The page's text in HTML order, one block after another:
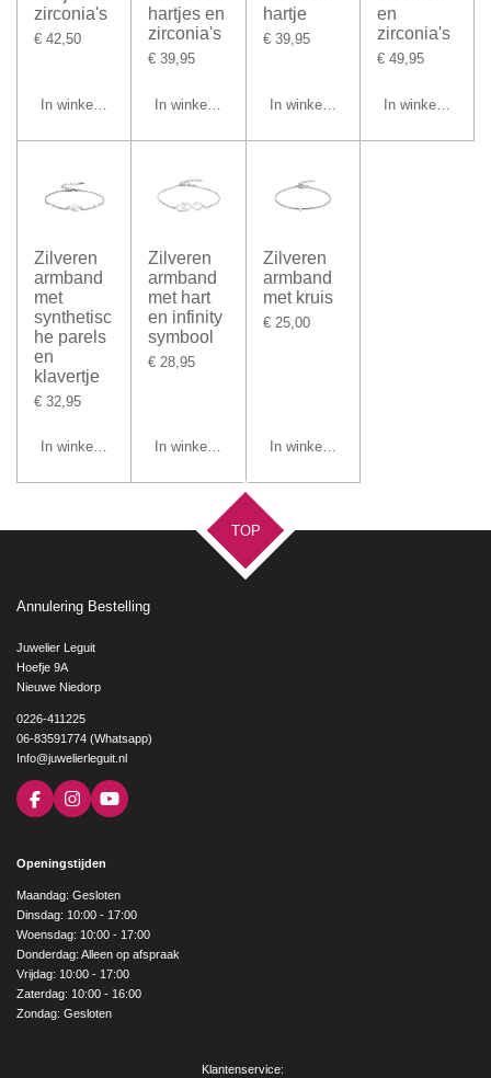
zirconia's
€ 42,50
In winkelwagen
hartjes en
zirconia's
€ 39,95
In winkelwagen
hartje
€ 39,95
In winkelwagen
en
zirconia's
€ 49,95
In winkelwagen
Zilveren
armband
met
synthetisc
he parels
en
klavertje
€ 32,95
In winkelwagen
Zilveren
armband
met hart
en infinity
symbool
€ 28,95
In winkelwagen
Zilveren
armband
met kruis
€ 25,00
In winkelwagen
TOP
Annulering Bestelling
Juwelier Leguit
Hoefje 9A
Nieuwe Niedorp
0226-411225
06-83591774 (Whatsapp)
Info@juwelierleguit.nl
F
a
b
o
k
I
n
a
g
r
a
m
Y
o
e
Openingstijden
Maandag: Gesloten
Dinsdag: 10:00 - 17:00
Woensdag: 10:00 - 17:00
Donderdag: Alleen op afspraak
Vrijdag: 10:00 - 17:00
Zaterdag: 10:00 - 16:00
Zondag: Gesloten
Klantenservice: